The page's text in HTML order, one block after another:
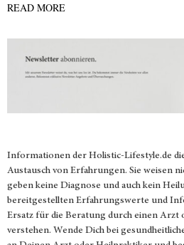
READ MORE
Informationen der Holistic-Lifestyle.de
Austausch von Erfahrungen. Sie weisen
geben keine Diagnose und auch kein
bereitgestellten Erfahrungswerte und
Ersatz für die Beratung durch einen Arzt
verstehen. Wende Dich bei